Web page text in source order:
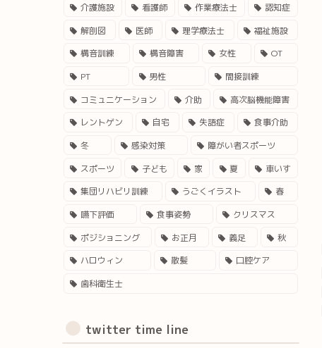
介護施設
看護師 作業療法士
認知症
解剖図
医師 理学療法士
福祉施設
構音訓練
構音障害 女性
OT
PT
男性
間接訓練
コミュニケーション
介助
高次脳機能障害
レントゲン
自宅 失語症
食事介助
冬
感染対策
障がい者スポーツ
スポーツ
子ども 家 夏
車いす
集団リハビリ訓練
うごくイラスト
春
嚥下評価
食事姿勢
クリスマス
ポジショニング
お正月 義足
秋
ハロウィン
散髪
口腔ケア
歯科衛生士
twitter time line